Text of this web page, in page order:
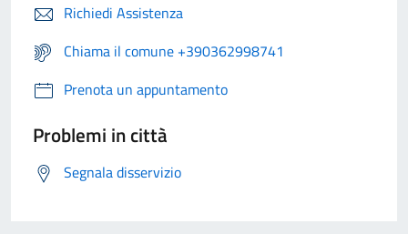
Richiedi Assistenza
Chiama il comune +390362998741
Prenota un appuntamento
Problemi in città
Segnala disservizio